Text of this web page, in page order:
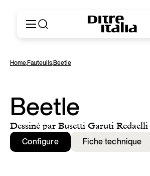
Produits
Catalogues et Matériaux
Ditre for Professionals
Points de Vente
News & Press
Zone Réservée
English
Español
Русский
简体中文
Home,Fauteuils,Beetle
Beetle
Dessiné par Busetti Garuti Redaelli
Configure Fiche technique